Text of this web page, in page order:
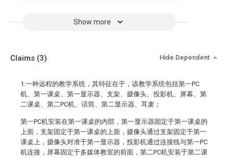
Show more
Claims (3) Hide Dependent
1.一种远程的教学系统，其特征在于，该教学系统包括第一PC
机、第一课桌、第一显示器、支架、摄像头、投影机、屏幕、第
二课桌、第二PC机、话筒、第二显示器、耳麦；
第一PC机安装在第一课桌的内部，第一显示器固定于第一课桌的
上面，支架固定于第一课桌的上面，摄像头通过支架固定于第一
课桌上，摄像头对准于第一显示器，投影机通过连接线与第一PC
机连接，屏幕固定于多媒体教室的前面，第二PC机安装于第二课